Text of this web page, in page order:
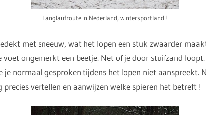
Langlaufroute in Nederland, wintersportland !
met sneeuw, wat het lopen een stuk zwaarder
voet ongemerkt een beetje. Net of je door stuifzand
je normaal gesproken tijdens het lopen niet aanspreekt.
precies vertellen en aanwijzen welke spieren het betreft !